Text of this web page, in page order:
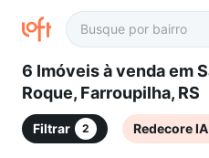
6 Imóveis à venda em São
Roque, Farroupilha, RS
Filtrar 2 Redecore IA